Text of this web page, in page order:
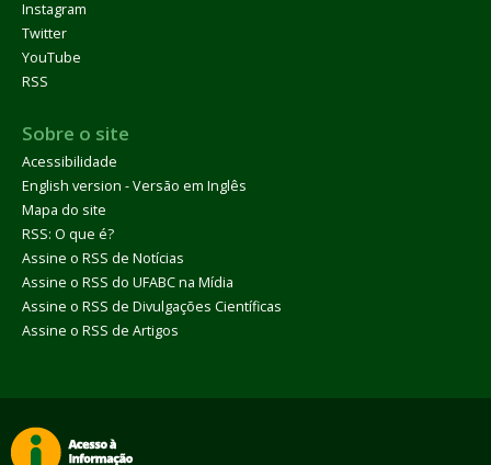
Instagram
Twitter
YouTube
RSS
Sobre o site
Acessibilidade
English version - Versão em Inglês
Mapa do site
RSS: O que é?
Assine o RSS de Notícias
Assine o RSS do UFABC na Mídia
Assine o RSS de Divulgações Científicas
Assine o RSS de Artigos